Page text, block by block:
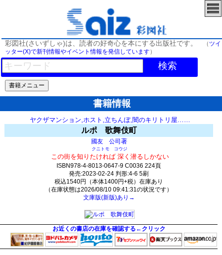
彩図社(さいずしゃ)は、読者の好奇心を本にする出版社です。 （ ツイ
ッター(X)で新刊情報やイベント情報を発信しています）
検索
書籍情報
ヤクザマンション,ホスト,立ちんぼ,闇のキリトリ屋……
ルポ 歌舞伎町
國友 公司 著
クニトモ コウジ
この街を知りたければ 深く潜るしかない
ISBN978-4-8013-0647-9 C0036 224頁
発売:2023-02-24 判形:4-6 5刷
税込1540円（本体1400円+税）在庫あり
（在庫状態は2026/08/10 09:41:31の状況です）
文庫版(新版)あり→
お近くの書店の在庫を確認する←クリック